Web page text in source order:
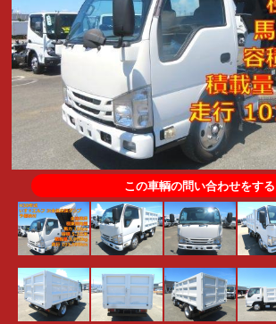
この車輌の問い合わせをする